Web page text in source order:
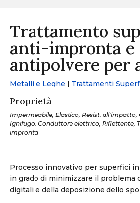
Trattamento
anti-impronta e
antipolvere per
Metalli e Leghe | Trattamenti
Proprietà
Impermeabile, Elastico, Resist.
Ignifugo, Conduttore elettrico, Riflettente,
impronta
Processo innovativo per superfici
in grado di minimizzare il problema
digitali e della deposizione dello